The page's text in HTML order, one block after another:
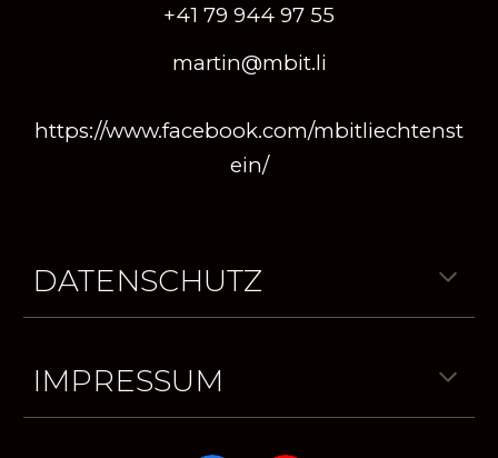
+41 79 944 97 55
martin@mbit.li
https://www.facebook.com/mbitliechtenst
ein/
DATENSCHUTZ
IMPRESSUM